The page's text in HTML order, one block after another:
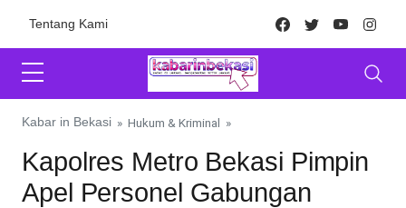
Tentang Kami Facebook
TwitterYoutube
Kabar in Bekasi » Hukum & Kriminal »
Kapolres Metro Bekasi Pimpin
Apel Personel Gabungan